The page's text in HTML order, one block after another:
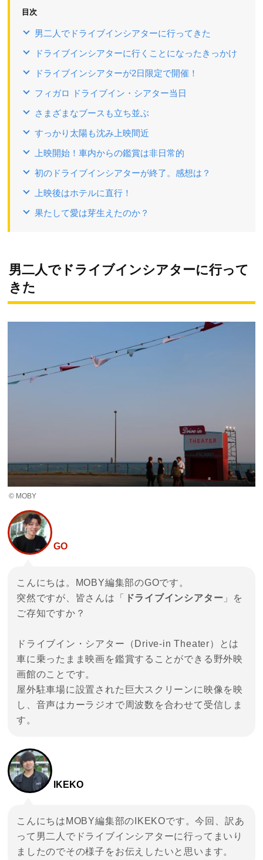
目次
男二人でドライブインシアターに行ってきた
ドライブインシアターに行くことになったきっかけ
ドライブインシアターが2日限定で開催！
フィガロ ドライブイン・シアター当日
さまざまなブースも立ち並ぶ
すっかり太陽も沈み上映間近
上映開始！車内からの鑑賞は非日常的
初のドライブインシアターが終了。感想は？
上映後はホテルに直行！
果たして愛は芽生えたのか？
男二人でドライブインシアターに行って
きた
© MOBY
GO
こんにちは。MOBY編集部のGOです。
突然ですが、皆さんは「
ドライブインシアター 」を
ご存知ですか？
ドライブイン・シアター（Drive-in Theater）とは
車に乗ったまま映画を鑑賞することができる野外映
画館のことです。
屋外駐車場に設置された巨大スクリーンに映像を映
し、音声はカーラジオで周波数を合わせて受信しま
す。
IKEKO
こんにちはMOBY編集部のIKEKOです。今回、訳あ
って男二人でドライブインシアターに行ってまいり
ましたのでその様子をお伝えしたいと思います。